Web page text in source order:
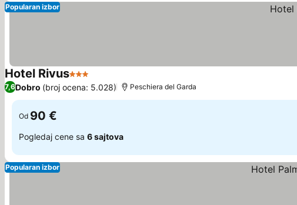
Popularan izbor
Hotel Rivus3 Zvezdice
7,6Dobro (broj ocena: 5.028) Peschiera del Garda
Od 90 €
Pogledaj cene sa 6 sajtova
Popularan izbor